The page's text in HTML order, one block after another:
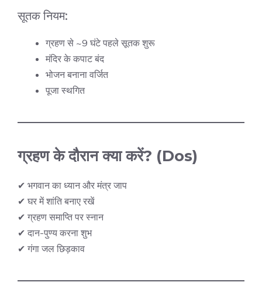
सूतक नियम:
ग्रहण से ~9 घंटे पहले सूतक शुरू
मंदिर के कपाट बंद
भोजन बनाना वर्जित
पूजा स्थगित
ग्रहण के दौरान क्या करें? (Dos)
✔ भगवान का ध्यान और मंत्र जाप
✔ घर में शांति बनाए रखें
✔ ग्रहण समाप्ति पर स्नान
✔ दान-पुण्य करना शुभ
✔ गंगा जल छिड़काव